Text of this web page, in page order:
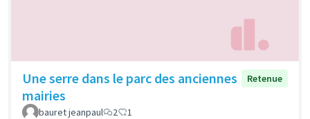
Une serre dans le parc des anciennes
mairies
Retenue
bauret jeanpaul 2 1